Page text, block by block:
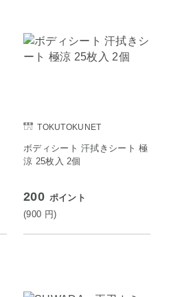
TOKUTOKUNET
ボディシート 汗拭きシート 極
涼 25枚入 2個
200 ポイント
(900 円)